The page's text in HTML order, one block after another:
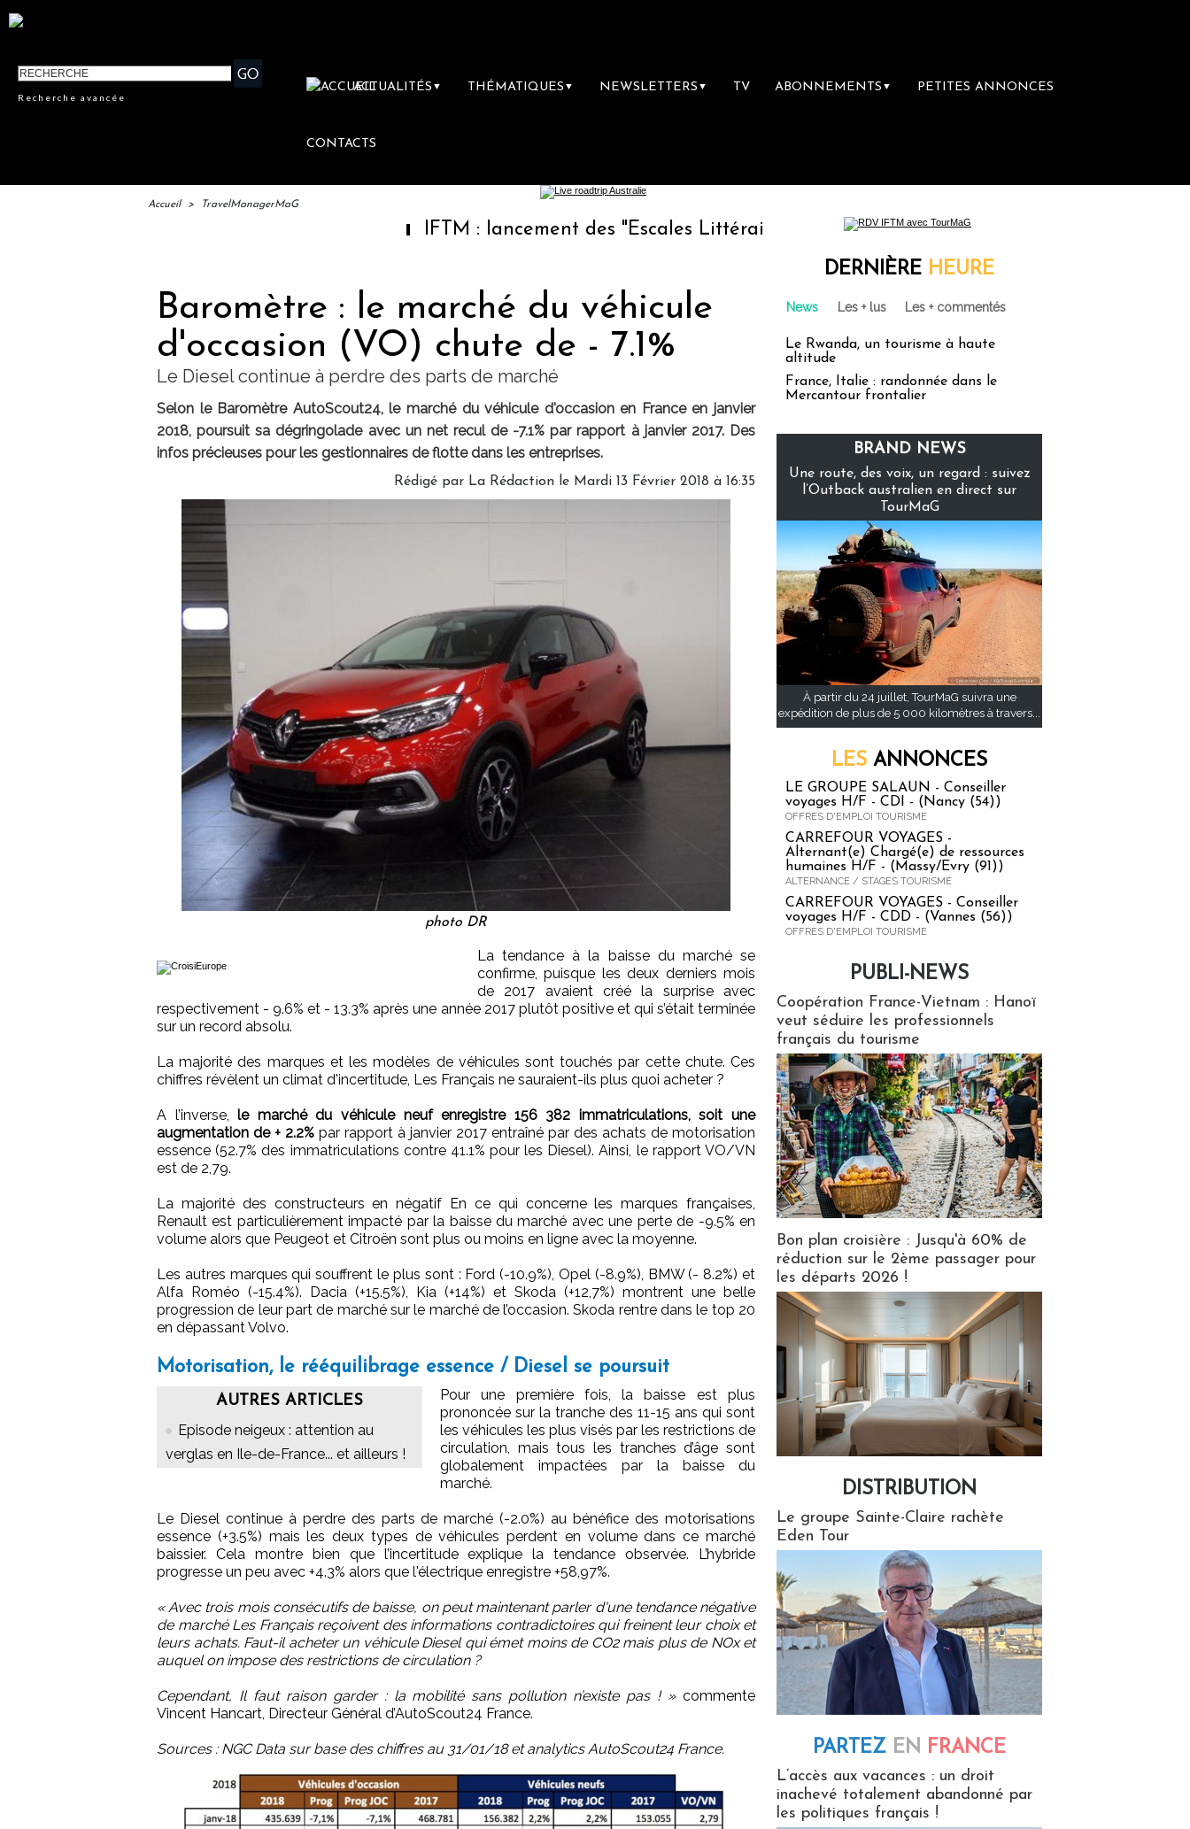
Recherche avancée
ACTUALITÉS ▼ THÉMATIQUES ▼ NEWSLETTERS ▼ TV ABONNEMENTS ▼ PETITES ANNONCES
CONTACTS
Accueil > TravelManagerMaG
IFTM : lancement des "Escales Littéraires", la première librairie du voyage
Baromètre : le marché du véhicule
d'occasion (VO) chute de - 7.1%
Le Diesel continue à perdre des parts de marché
Selon le Baromètre AutoScout24, le marché du véhicule d'occasion en France en janvier
2018, poursuit sa dégringolade avec un net recul de -7.1% par rapport à janvier 2017. Des
infos précieuses pour les gestionnaires de flotte dans les entreprises.
Rédigé par La Rédaction le Mardi 13 Février 2018 à 16:35
photo DR
La tendance à la baisse du marché se
confirme, puisque les deux derniers mois
de 2017 avaient créé la surprise avec
respectivement - 9.6% et - 13.3% après une année 2017 plutôt positive et qui s’était terminée
sur un record absolu.
La majorité des marques et les modèles de véhicules sont touchés par cette chute. Ces
chiffres révèlent un climat d'incertitude, Les Français ne sauraient-ils plus quoi acheter ?
A l’inverse, le marché du véhicule neuf enregistre 156 382 immatriculations, soit une
augmentation de + 2.2% par rapport à janvier 2017 entraîné par des achats de motorisation
essence (52.7% des immatriculations contre 41.1% pour les Diesel). Ainsi, le rapport VO/VN
est de 2,79.
La majorité des constructeurs en négatif En ce qui concerne les marques françaises,
Renault est particulièrement impacté par la baisse du marché avec une perte de -9.5% en
volume alors que Peugeot et Citroën sont plus ou moins en ligne avec la moyenne.
Les autres marques qui souffrent le plus sont : Ford (-10.9%), Opel (-8.9%), BMW (- 8.2%) et
Alfa Roméo (-15.4%). Dacia (+15.5%), Kia (+14%) et Skoda (+12,7%) montrent une belle
progression de leur part de marché sur le marché de l’occasion. Skoda rentre dans le top 20
en dépassant Volvo.
Motorisation, le rééquilibrage essence / Diesel se poursuit
AUTRES ARTICLES
Episode neigeux : attention au
verglas en Ile-de-France... et ailleurs !
Pour une première fois, la baisse est plus
prononcée sur la tranche des 11-15 ans qui sont
les véhicules les plus visés par les restrictions de
circulation, mais tous les tranches d’âge sont
globalement impactées par la baisse du
marché.
Le Diesel continue à perdre des parts de marché (-2.0%) au bénéfice des motorisations
essence (+3.5%) mais les deux types de véhicules perdent en volume dans ce marché
baissier. Cela montre bien que l’incertitude explique la tendance observée. L’hybride
progresse un peu avec +4.3% alors que l'électrique enregistre +58,97%.
« Avec trois mois consécutifs de baisse, on peut maintenant parler d'une tendance négative
de marché Les Français reçoivent des informations contradictoires qui freinent leur choix et
leurs achats. Faut-il acheter un véhicule Diesel qui émet moins de CO2 mais plus de NOx et
auquel on impose des restrictions de circulation ?
Cependant, Il faut raison garder : la mobilité sans pollution n’existe pas ! »commente
Vincent Hancart, Directeur Général d’AutoScout24 France.
Sources : NGC Data sur base des chiffres au 31/01/18 et analytics AutoScout24 France.
DERNIÈRE HEURE
News Les + lus Les + commentés
Le Rwanda, un tourisme à haute
altitude
France, Italie : randonnée dans le
Mercantour frontalier
BRAND NEWS
Une route, des voix, un regard : suivez
l’Outback australien en direct sur
TourMaG
À partir du 24 juillet, TourMaG suivra une
expédition de plus de 5 000 kilomètres à travers...
LES ANNONCES
LE GROUPE SALAUN - Conseiller
voyages H/F - CDI - (Nancy (54))
OFFRES D'EMPLOI TOURISME
CARREFOUR VOYAGES -
Alternant(e) Chargé(e) de ressources
humaines H/F - (Massy/Evry (91))
ALTERNANCE / STAGES TOURISME
CARREFOUR VOYAGES - Conseiller
voyages H/F - CDD - (Vannes (56))
OFFRES D'EMPLOI TOURISME
PUBLI-NEWS
Coopération France-Vietnam : Hanoï
veut séduire les professionnels
français du tourisme
Bon plan croisière : Jusqu'à 60% de
réduction sur le 2ème passager pour
les départs 2026 !
DISTRIBUTION
Le groupe Sainte-Claire rachète
Eden Tour
PARTEZ EN FRANCE
L’accès aux vacances : un droit
inachevé totalement abandonné par
les politiques français !